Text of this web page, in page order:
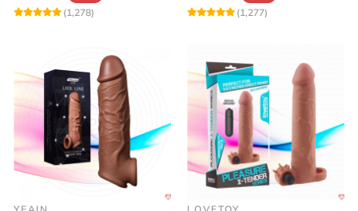
(1,278)
(1,277)
YEAIN LOVETOY